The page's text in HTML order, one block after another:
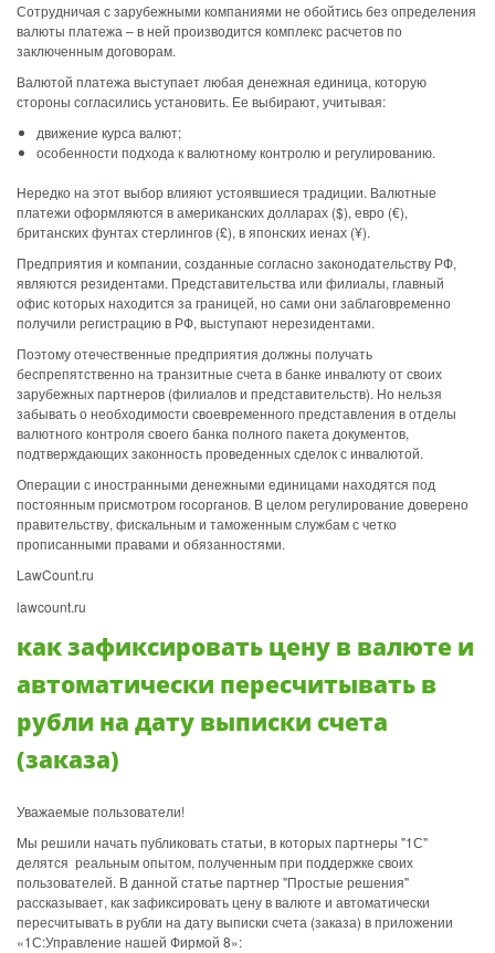
Сотрудничая с зарубежными компаниями не обойтись без определения
валюты платежа – в ней производится комплекс расчетов по
заключенным договорам.
Валютой платежа выступает любая денежная единица, которую
стороны согласились установить. Ее выбирают, учитывая:
движение курса валют;
особенности подхода к валютному контролю и регулированию.
Нередко на этот выбор влияют устоявшиеся традиции. Валютные
платежи оформляются в американских долларах ($), евро (€),
британских фунтах стерлингов (£), в японских иенах (¥).
Предприятия и компании, созданные согласно законодательству РФ,
являются резидентами. Представительства или филиалы, главный
офис которых находится за границей, но сами они заблаговременно
получили регистрацию в РФ, выступают нерезидентами.
Поэтому отечественные предприятия должны получать
беспрепятственно на транзитные счета в банке инвалюту от своих
зарубежных партнеров (филиалов и представительств). Но нельзя
забывать о необходимости своевременного представления в отделы
валютного контроля своего банка полного пакета документов,
подтверждающих законность проведенных сделок с инвалютой.
Операции с иностранными денежными единицами находятся под
постоянным присмотром госорганов. В целом регулирование доверено
правительству, фискальным и таможенным службам с четко
прописанными правами и обязанностями.
LawCount.ru
lawcount.ru
как зафиксировать цену в валюте и
автоматически пересчитывать в
рубли на дату выписки счета
(заказа)
Уважаемые пользователи!
Мы решили начать публиковать статьи, в которых партнеры "1С"
делятся реальным опытом, полученным при поддержке своих
пользователей. В данной статье партнер "Простые решения"
рассказывает, как зафиксировать цену в валюте и автоматически
пересчитывать в рубли на дату выписки счета (заказа) в приложении
«1С:Управление нашей Фирмой 8»: